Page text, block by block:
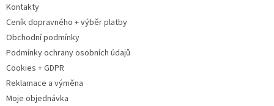
Kontakty
Ceník dopravného + výběr platby
Obchodní podmínky
Podmínky ochrany osobních údajů
Cookies + GDPR
Reklamace a výměna
Moje objednávka